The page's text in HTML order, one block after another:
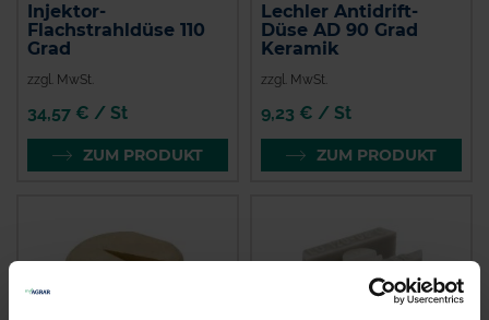
Injektor-
Flachstrahldüse 110
Grad
zzgl. MwSt.
34,57 € / St
ZUM PRODUKT
Lechler Antidrift-
Düse AD 90 Grad
Keramik
zzgl. MwSt.
9,23 € / St
ZUM PRODUKT